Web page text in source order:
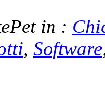
in :
, Software